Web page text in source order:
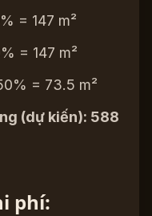
= 147 m²
= 147 m²
= 73.5 m²
(dự kiến): 588
phí: